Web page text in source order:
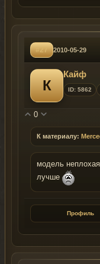
#27 2010-05-29
К
Кайф
ID: 5862
0
К материалу:
модель
лучше
Профиль